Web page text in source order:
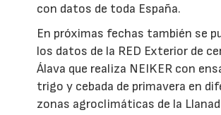
con datos de toda España.
En próximas fechas también se
los datos de la RED Exterior de
Álava que realiza NEIKER con
trigo y cebada de primavera en
zonas agroclimáticas de la